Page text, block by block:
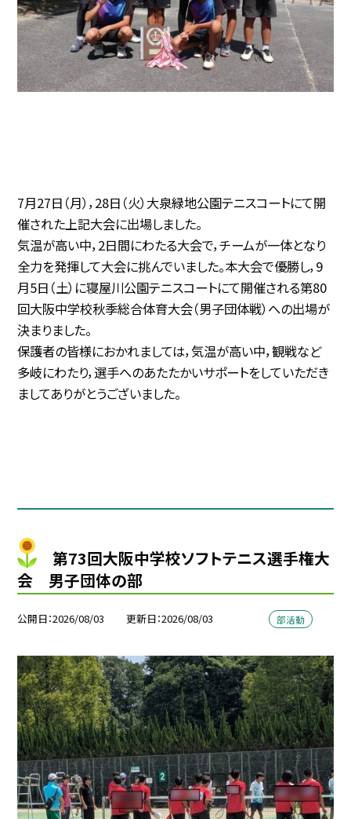
7月27日（月），28日（火）大泉緑地公園テニスコートにて開
催された上記大会に出場しました。
気温が高い中，2日間にわたる大会で，チームが一体となり
全力を発揮して大会に挑んでいました。本大会で優勝し，9
月5日（土）に寝屋川公園テニスコートにて開催される第80
回大阪中学校秋季総合体育大会（男子団体戦）への出場が
決まりました。
保護者の皆様におかれましては，気温が高い中，観戦など
多岐にわたり，選手へのあたたかいサポートをしていただき
ましてありがとうございました。
第73回大阪中学校ソフトテニス選手権大
会 男子団体の部
公開日 2026/08/03 更新日 2026/08/03 部活動